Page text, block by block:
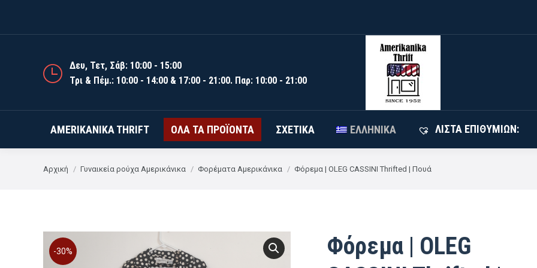
Δευ, Τετ, Σάβ: 10:00 - 15:00
Τρι & Πέμ.: 10:00 - 14:00 & 17:00 - 21:00. Παρ: 10:00 - 21:00
AMERIKANIKA THRIFT ΌΛΑ ΤΑ ΠΡΟΪΌΝΤΑ ΣΧΕΤΙΚΆ ΕΛΛΗΝΙΚΆ ΛΊΣΤΑ ΕΠΙΘΥΜΙΏΝ:
You are here:
Αρχική Γυναικεία ρούχα Αμερικάνικα Φορέματα Αμερικάνικα Φόρεμα | OLEG CASSINI Thrifted | Πουά
-30%
Φόρεμα | OLEG